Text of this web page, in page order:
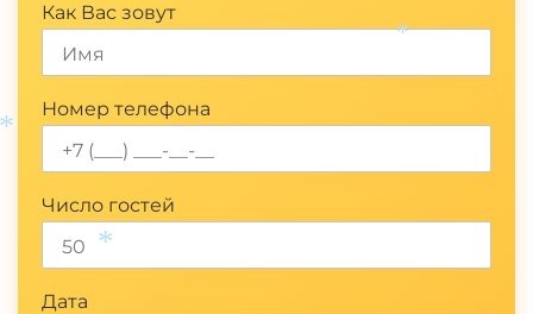
Как Вас зовут
Номер телефона
Число гостей
Дата
*